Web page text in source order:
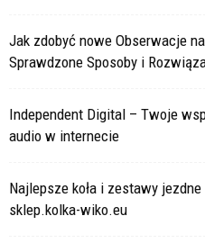
Jak zdobyć nowe Obserwacje
Sprawdzone Sposoby i
Independent Digital – Twoje
audio w internecie
Najlepsze koła i zestawy
sklep.kolka-wiko.eu